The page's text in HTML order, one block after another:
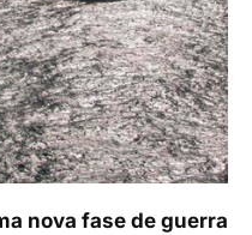
nova fase de guerra